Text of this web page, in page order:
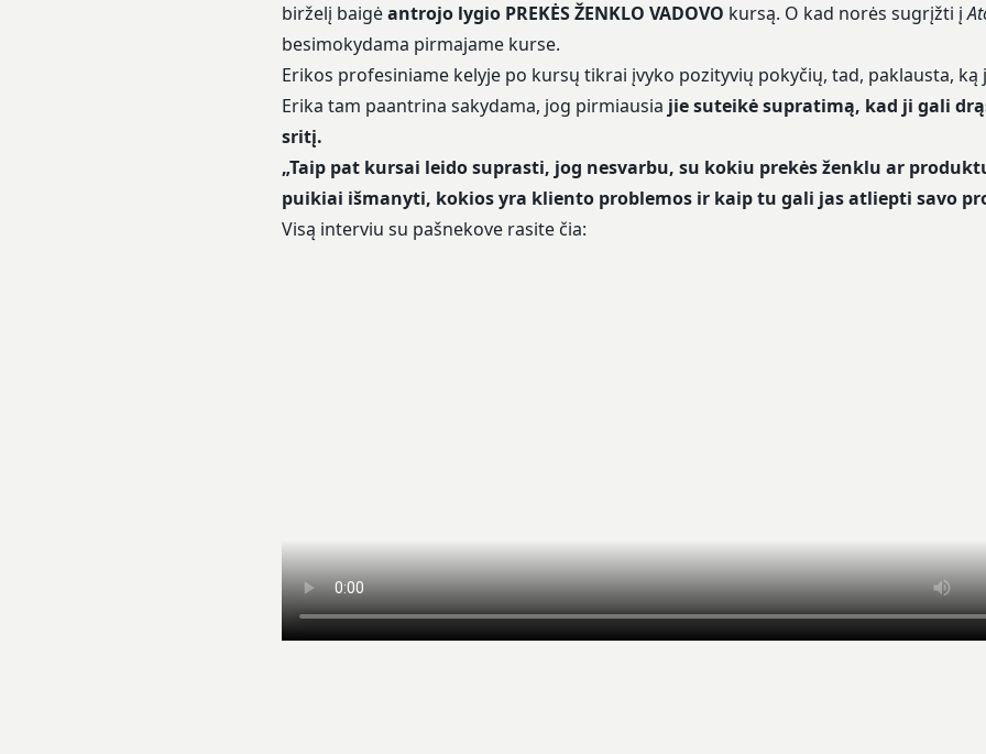
birželį baigėantrojo lygio PREKĖS ŽENKLO VADOVO kursą. O kad norės sugrįžti į
besimokydama pirmajame kurse.
Erikos profesiniame kelyje po kursų tikrai įvyko pozityvių pokyčių, tad, paklausta, ką
Erika tam paantrina sakydama, jog pirmiausia jie suteikė supratimą, kad ji gali
sritį.
„Taip pat kursai leido suprasti, jog nesvarbu, su kokiu prekės ženklu ar
puikiai išmanyti, kokios yra kliento problemos ir kaip tu gali jas atliepti savo
Visą interviu su pašnekove rasite čia: